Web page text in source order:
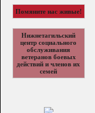
Помяните нас живые!
Нижнетагильский
центр социального
обслуживания
ветеранов боевых
действий и членов их
семей